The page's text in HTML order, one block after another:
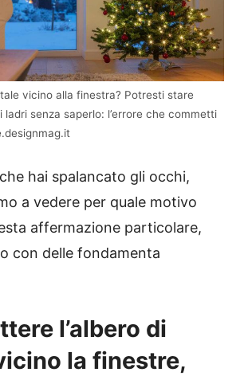
vicino alla finestra? Potresti stare
ladri senza saperlo: l’errore che commetti
hai spalancato gli occhi,
a vedere per quale motivo
affermazione particolare,
con delle fondamenta
l’albero di
la finestre,